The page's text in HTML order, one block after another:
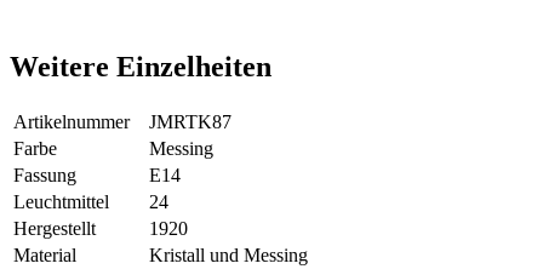
Weitere Einzelheiten
Artikelnummer
JMRTK87
Farbe
Messing
Fassung
E14
Leuchtmittel
24
Hergestellt
1920
Material
Kristall und Messing